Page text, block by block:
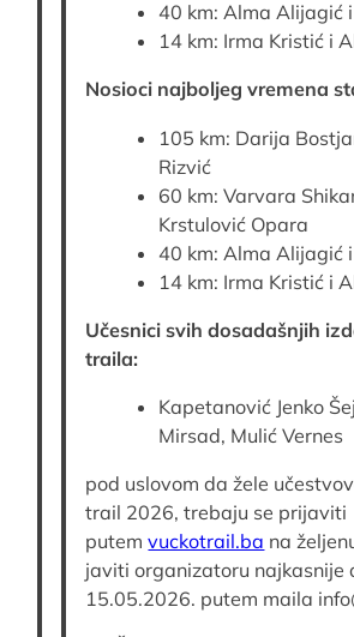
40 km: Alma Alijagić
14 km: Irma Kristić i
Nosioci najboljeg vremena
105 km: Darija
Rizvić
60 km: Varvara
Krstulović Opara
40 km: Alma Alijagić
14 km: Irma Kristić i
Učesnici svih dosadašnjih
traila:
Kapetanović Jenko
Mirsad, Mulić Vernes
pod uslovom da žele
trail 2026, trebaju se prijaviti
putemvuckotrail.ba na
javiti organizatoru najkasnije
15.05.2026. putem maila